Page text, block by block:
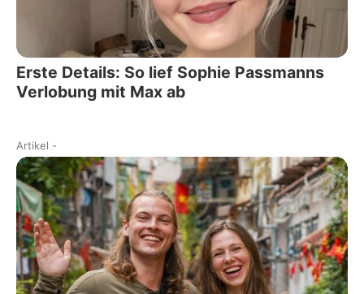
Erste Details: So lief Sophie Passmanns
Verlobung mit Max ab
Artikel -